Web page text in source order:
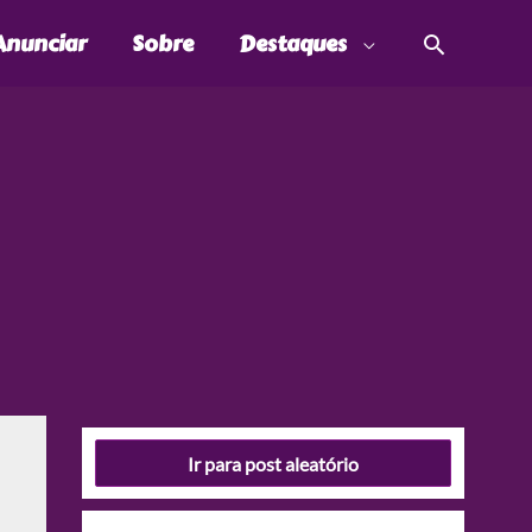
Sobre Destaques
Ir para post aleatório